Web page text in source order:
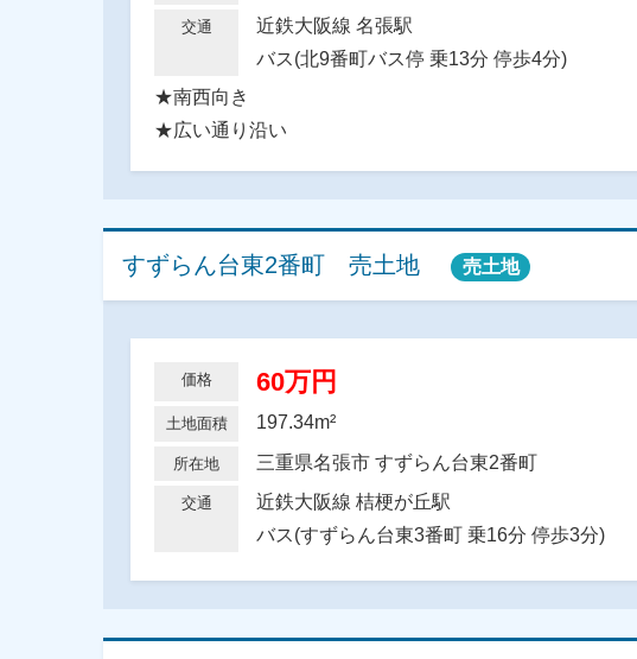
交通
近鉄大阪線 名張駅
バス(北9番町バス停 乗13分 停歩4分)
★南西向き
★広い通り沿い
すずらん台東2番町 売土地 売土地
価格 60万円
土地面積 197.34m²
所在地 三重県名張市 すずらん台東2番町
交通
近鉄大阪線 桔梗が丘駅
バス(すずらん台東3番町 乗16分 停歩3分)